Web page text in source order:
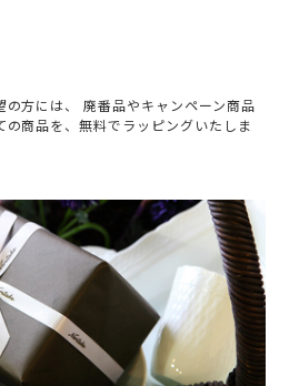
の方には、 廃番品やキャンペーン商品
の商品を、無料でラッピングいたしま